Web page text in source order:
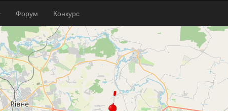
Форум Конкурс